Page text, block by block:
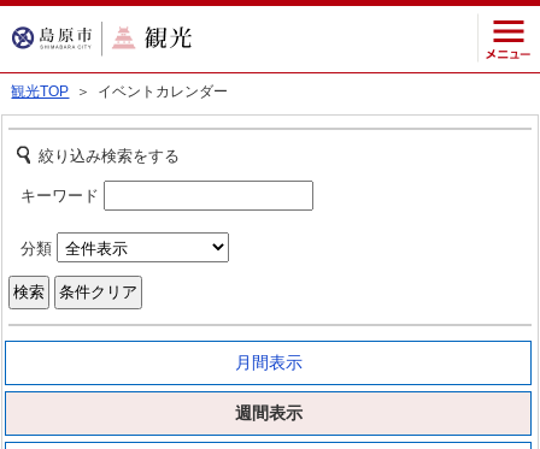
観光TOP ＞ イベントカレンダー
絞り込み検索をする
キーワード
分類
月間表示
週間表示